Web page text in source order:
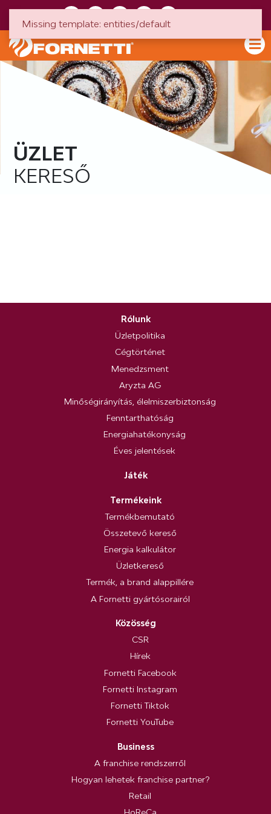
ÜZLET
KERESŐ
Rólunk
Üzletpolitika
Cégtörténet
Menedzsment
Aryzta AG
Minőségirányítás, élelmiszerbiztonság
Fenntarthatóság
Energiahatékonyság
Éves jelentések
Játék
Termékeink
Termékbemutató
Összetevő kereső
Energia kalkulátor
Üzletkereső
Termék, a brand alappillére
A Fornetti gyártósorairól
Közösség
CSR
Hírek
Fornetti Facebook
Fornetti Instagram
Fornetti Tiktok
Fornetti YouTube
Business
A franchise rendszerről
Hogyan lehetek franchise partner?
Retail
Missing template: entities/default